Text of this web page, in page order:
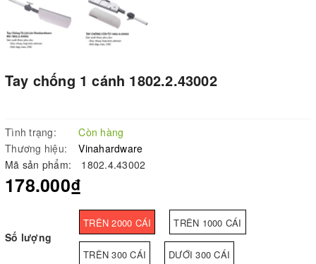
Tay chống 1 cánh 1802.2.43002
Tình trạng:
Còn hàng
Thương hiệu:
Vinahardware
Mã sản phẩm:
1802.4.43002
178.000₫
Số lượng
TRÊN 2000 CÁI TRÊN 1000 CÁI
TRÊN 300 CÁI DƯỚI 300 CÁI